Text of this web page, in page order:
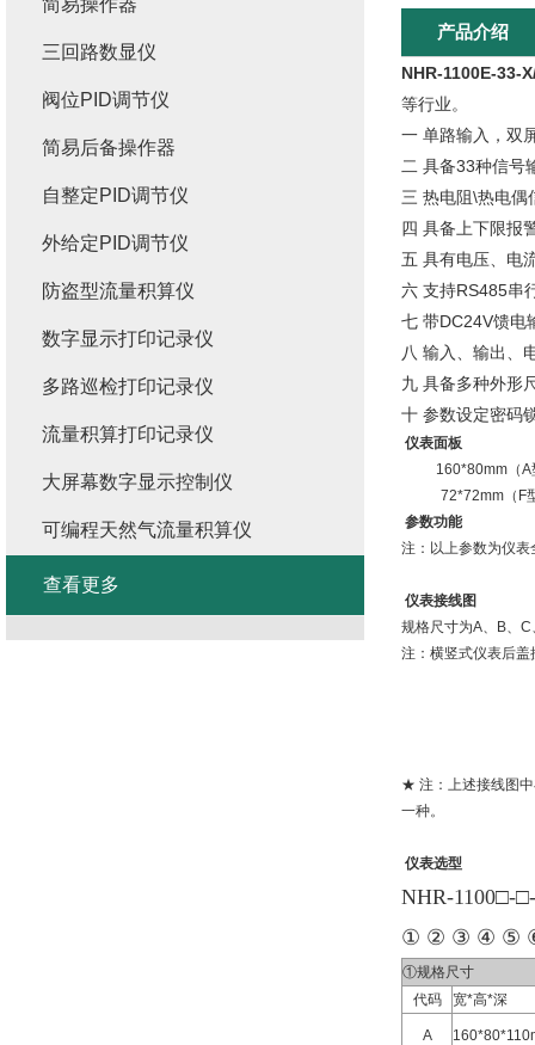
产品介绍
NHR-1100E-33-
等行业。
一 单路输入，双
二 具备33种信号
三 热电阻\热电
四 具备上下限报
五 具有电压、电
六 支持RS485串
七 带DC24V馈电
八 输入、输出、
九 具备多种外形
十 参数设定密码
仪表面板
160*80mm（A
72*72mm（F
参数功能
注：以上参数为仪
仪表接线图
规格尺寸为A、B、
注：横竖式仪表后
★ 注：上述接线图
一种。
仪表选型
NHR-1100□-
① ② ③ ④ ⑤
①规格尺寸
代码
宽*高*深
A
简易操作器
三回路数显仪
阀位PID调节仪
简易后备操作器
自整定PID调节仪
外给定PID调节仪
防盗型流量积算仪
数字显示打印记录仪
多路巡检打印记录仪
流量积算打印记录仪
大屏幕数字显示控制仪
可编程天然气流量积算仪
查看更多